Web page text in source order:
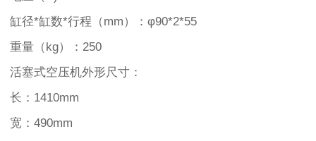
缸径*缸数*行程（mm）：φ90*2*55
重量（kg）：250
活塞式空压机外形尺寸：
长：1410mm
宽：490mm